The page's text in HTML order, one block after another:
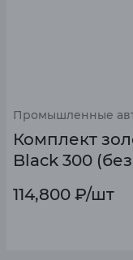
Промышленные
Комплект
Black 300
114,800 ₽/шт